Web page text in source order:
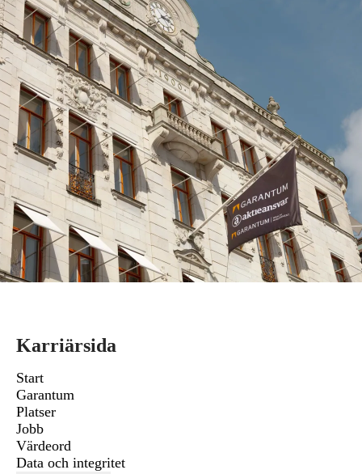
Karriärsida
Start
Garantum
Platser
Jobb
Värdeord
Data och integritet